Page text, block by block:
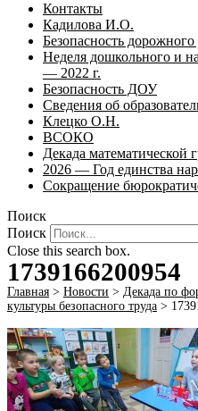
Контакты
Кадилова И.О.
Безопасность
Неделя дошкольного и
— 2022 г.
Безопасность ДОУ
Сведения об
Клецко О.Н.
ВСОКО
Декада математической
2026 — Год единства
Сокращение
Поиск
Поиск
Close this search box.
1739166200954
Главная > Новости > Декада по
культуры безопасного труда >